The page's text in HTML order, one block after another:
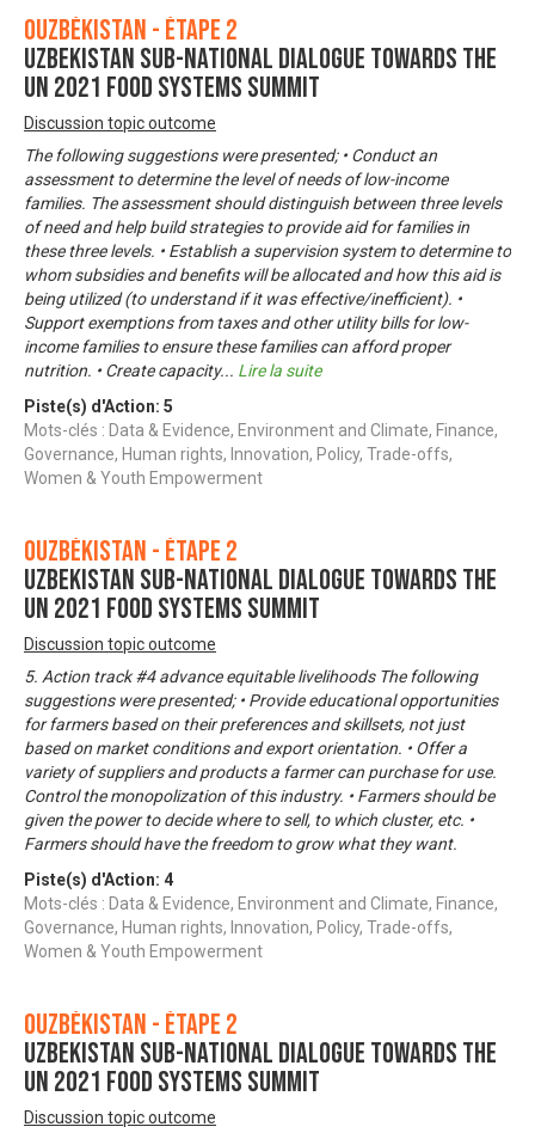
Ouzbékistan - Étape 2
UZBEKISTAN SUB-NATIONAL DIALOGUE TOWARDS THE
UN 2021 FOOD SYSTEMS SUMMIT
Discussion topic outcome
The following suggestions were presented; • Conduct an
assessment to determine the level of needs of low-income
families. The assessment should distinguish between three levels
of need and help build strategies to provide aid for families in
these three levels. • Establish a supervision system to determine to
whom subsidies and benefits will be allocated and how this aid is
being utilized (to understand if it was effective/inefficient). •
Support exemptions from taxes and other utility bills for low-
income families to ensure these families can afford proper
nutrition. • Create capacity... Lire la suite
Piste(s) d'Action: 5
Mots-clés : Data & Evidence, Environment and Climate, Finance,
Governance, Human rights, Innovation, Policy, Trade-offs,
Women & Youth Empowerment
Ouzbékistan - Étape 2
UZBEKISTAN SUB-NATIONAL DIALOGUE TOWARDS THE
UN 2021 FOOD SYSTEMS SUMMIT
Discussion topic outcome
5. Action track #4 advance equitable livelihoods The following
suggestions were presented; • Provide educational opportunities
for farmers based on their preferences and skillsets, not just
based on market conditions and export orientation. • Offer a
variety of suppliers and products a farmer can purchase for use.
Control the monopolization of this industry. • Farmers should be
given the power to decide where to sell, to which cluster, etc. •
Farmers should have the freedom to grow what they want.
Piste(s) d'Action: 4
Mots-clés : Data & Evidence, Environment and Climate, Finance,
Governance, Human rights, Innovation, Policy, Trade-offs,
Women & Youth Empowerment
Ouzbékistan - Étape 2
UZBEKISTAN SUB-NATIONAL DIALOGUE TOWARDS THE
UN 2021 FOOD SYSTEMS SUMMIT
Discussion topic outcome